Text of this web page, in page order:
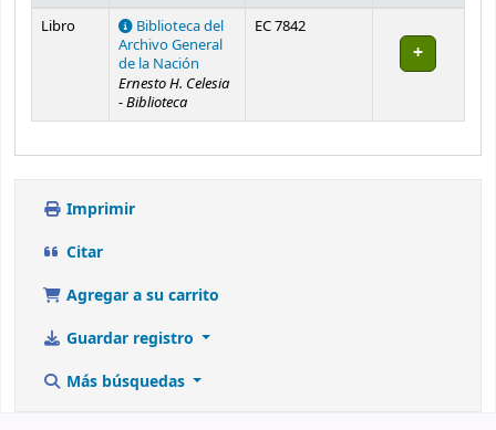
Existencias
Libro
Biblioteca del
Archivo General
de la Nación
Ernesto H. Celesia
- Biblioteca
EC 7842
Imprimir
Citar
Agregar a su carrito
Guardar registro
Más búsquedas